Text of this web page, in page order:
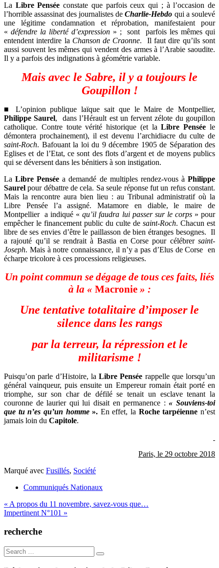
La Libre Pensée constate que parfois ceux qui ; à l’occasion de
l’horrible assassinat des journalistes deCharlie-Hebdo qui a soulevé
une légitime condamnation et réprobation, manifestaient pour
« défendre la liberté d’expression» ; sont
parfois les mêmes qui
entendent interdire la Chanson de Craonne.
Il faut dire qu’ils sont
aussi souvent les mêmes qui vendent des armes à l’Arabie saoudite.
Il y a parfois des indignations à géométrie variable.
Mais avec le Sabre, il y a toujours le
Goupillon !
■ L’opinion publique laïque sait que le Maire de Montpellier,
Philippe Saurel,
dans l’Hérault est un fervent zélote du goupillon
catholique. Contre toute vérité historique (et laLibre Pensée le
démontera prochainement), il est devenu l’archidiacre du culte de
saint-Roch. Bafouant la loi du 9 décembre 1905 de Séparation des
Eglises et de l’Etat, ce sont des flots d’argent et de moyens publics
qui se déversent dans les bénitiers à son instigation.
LaLibre Pensée a demandé de multiples rendez-vous àPhilippe
Saurel pour débattre de cela. Sa seule réponse fut un refus constant.
Mais la rencontre aura bien lieu : au Tribunal administratif où la
Libre Pensée l’a assigné. Matamore en diable, le maire de
Montpellier a indiqué «qu’il faudra lui passer sur le corps» pour
empêcher le financement public du culte de saint-Roch. Chacun est
libre de ses envies d’être le paillasson de bien étranges besognes. Il
a rajouté qu’il se rendrait à Bastia en Corse pour célébrer saint-
Joseph. Mais à notre connaissance, il n’y a pas d’Elus de Corse en
écharpe tricolore à ces processions religieuses.
Un point commun se dégage de tous ces faits, liés
à la « Macronie» :
Une tentative totalitaire d’imposer le
silence dans les rangs
par la terreur, la répression et le
militarisme !
Puisqu’on parle d’Histoire, la Libre Pensée rappelle que lorsqu’un
général vainqueur, puis ensuite un Empereur romain était porté en
triomphe, sur son char de défilé se tenait un esclave tenant la
couronne de laurier qui lui disait en permanence :« Souviens-toi
que tu n’es qu’un homme». En effet, la Roche tarpéienne n’est
jamais loin du Capitole.
Paris, le 29 octobre 2018
Marqué avec Fusillés, Société
Communiqués Nationaux
Navigation
de
l’article
« A propos du 11 novembre, savez-vous que…
Impertinent N°101 »
recherche
Search
for: